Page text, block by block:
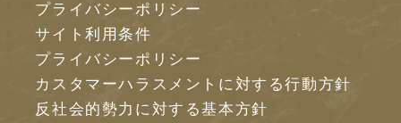
プライバシーポリシー
サイト利用条件
プライバシーポリシー
カスタマーハラスメントに対する行動方針
反社会的勢力に対する基本方針